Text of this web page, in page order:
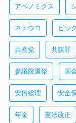
アベノミクス
ネトウヨ ビッ
共産党 共謀罪
参議院選挙 国
安倍総理 安全
年金 憲法改正